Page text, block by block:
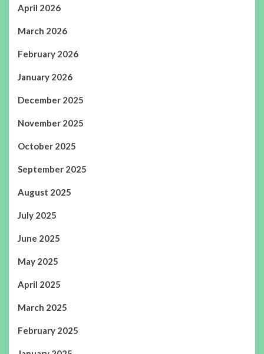
April 2026
March 2026
February 2026
January 2026
December 2025
November 2025
October 2025
September 2025
August 2025
July 2025
June 2025
May 2025
April 2025
March 2025
February 2025